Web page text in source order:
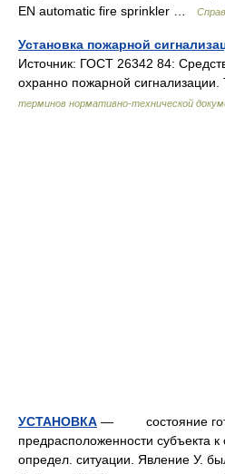
EN automatic fire sprinkler …
Установка пожарной
Источник: ГОСТ 26342 84:
охранно пожарной
терминов нормативно-технической
УСТАНОВКА — состояние
предрасположенности субъекта к
определ. ситуации. Явление У.